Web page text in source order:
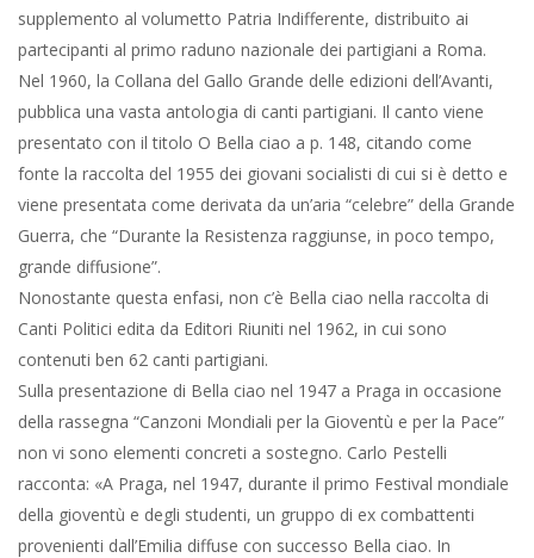
supplemento al volumetto Patria Indifferente, distribuito ai
partecipanti al primo raduno nazionale dei partigiani a Roma.
Nel 1960, la Collana del Gallo Grande delle edizioni dell’Avanti,
pubblica una vasta antologia di canti partigiani. Il canto viene
presentato con il titolo O Bella ciao a p. 148, citando come
fonte la raccolta del 1955 dei giovani socialisti di cui si è detto e
viene presentata come derivata da un’aria “celebre” della Grande
Guerra, che “Durante la Resistenza raggiunse, in poco tempo,
grande diffusione”.
Nonostante questa enfasi, non c’è Bella ciao nella raccolta di
Canti Politici edita da Editori Riuniti nel 1962, in cui sono
contenuti ben 62 canti partigiani.
Sulla presentazione di Bella ciao nel 1947 a Praga in occasione
della rassegna “Canzoni Mondiali per la Gioventù e per la Pace”
non vi sono elementi concreti a sostegno. Carlo Pestelli
racconta: «A Praga, nel 1947, durante il primo Festival mondiale
della gioventù e degli studenti, un gruppo di ex combattenti
provenienti dall’Emilia diffuse con successo Bella ciao. In